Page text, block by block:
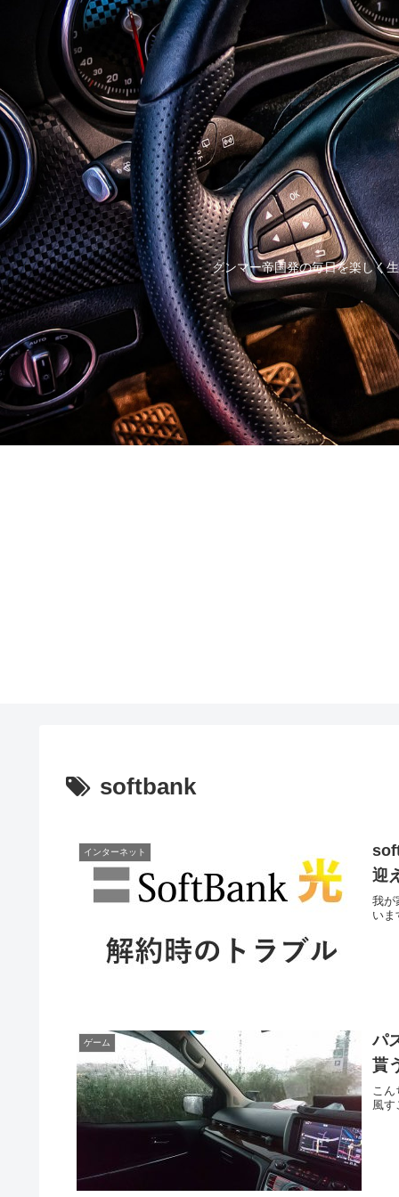
グンマー帝国発の毎日を楽しく
softbank
インターネット
迎
我が
いま
ゲーム
パ
貰
こん
風す